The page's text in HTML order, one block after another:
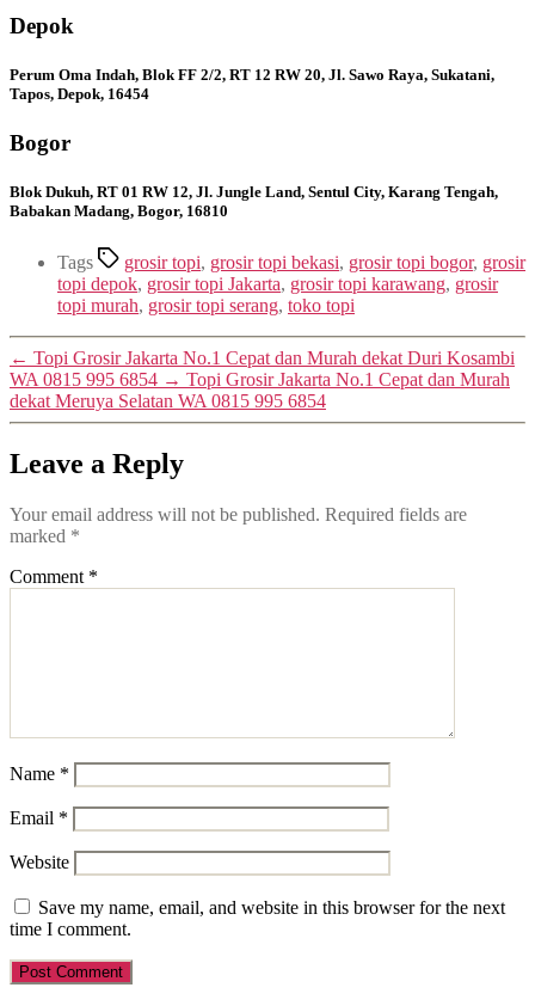
Depok
Perum Oma Indah, Blok FF 2/2, RT 12 RW 20, Jl. Sawo Raya, Sukatani,
Tapos, Depok, 16454
Bogor
Blok Dukuh, RT 01 RW 12, Jl. Jungle Land, Sentul City, Karang Tengah,
Babakan Madang, Bogor, 16810
Tags grosir topi, grosir topi bekasi, grosir topi bogor, grosir
topi depok, grosir topi Jakarta, grosir topi karawang, grosir
topi murah, grosir topi serang, toko topi
← Topi Grosir Jakarta No.1 Cepat dan Murah dekat Duri Kosambi
WA 0815 995 6854 → Topi Grosir Jakarta No.1 Cepat dan Murah
dekat Meruya Selatan WA 0815 995 6854
Leave a Reply
Your email address will not be published. Required fields are
marked *
Comment *
Name *
Email *
Website
Save my name, email, and website in this browser for the next
time I comment.